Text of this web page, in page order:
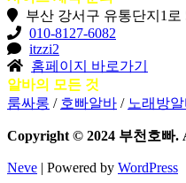
부산 강서구 유통단지1로
010-8127-6082
itzzi2
홈페이지 바로가기
알바의 모든 것
룸싸롱 / 호빠알바 / 노래방
Copyright © 2024 부천호빠.
Neve | Powered by WordPress